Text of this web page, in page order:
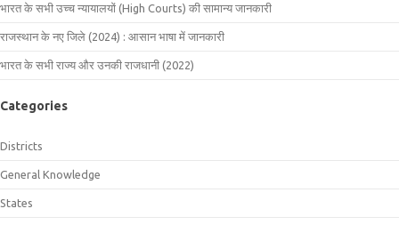
भारत के सभी उच्च न्यायालयों (High Courts) की सामान्य जानकारी
राजस्थान के नए जिले (2024) : आसान भाषा में जानकारी
भारत के सभी राज्य और उनकी राजधानी (2022)
Categories
Districts
General Knowledge
States